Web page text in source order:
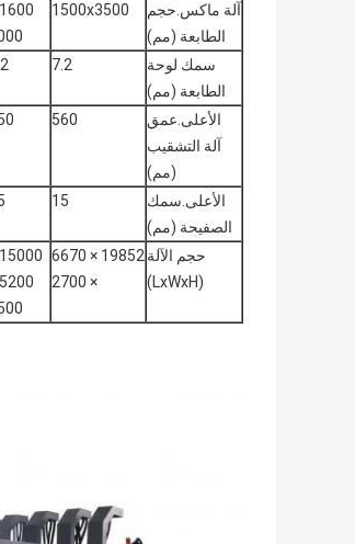
آلة ماكس.حجم
الطابعة (مم)
1500x3500
سمك لوحة
الطابعة (مم)
7.2
الأعلى.عمق
آلة التشقيب
(مم)
560
الأعلى.سمك
الصفيحة (مم)
15
حجم الآلة
(LxWxH)
19852 × 6670
× 2700